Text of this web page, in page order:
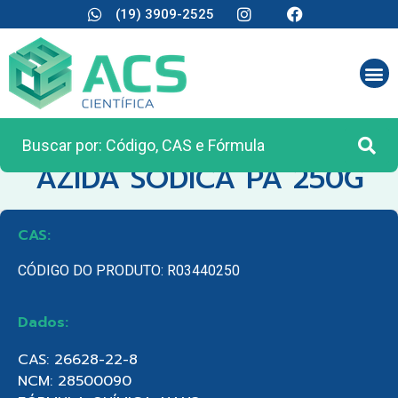
(19) 3909-2525
CATEGORIA:REAGENTES ANALÍTICOS
AZIDA SODICA PA 250G
CAS:
CÓDIGO DO PRODUTO: R03440250
Dados:
CAS: 26628-22-8
NCM: 28500090